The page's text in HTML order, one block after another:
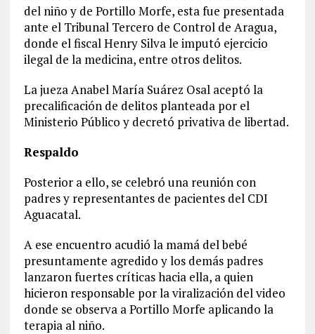
del niño y de Portillo Morfe, esta fue presentada
ante el Tribunal Tercero de Control de Aragua,
donde el fiscal Henry Silva le imputó ejercicio
ilegal de la medicina, entre otros delitos.
La jueza Anabel María Suárez Osal aceptó la
precalificación de delitos planteada por el
Ministerio Público y decretó privativa de libertad.
Respaldo
Posterior a ello, se celebró una reunión con
padres y representantes de pacientes del CDI
Aguacatal.
A ese encuentro acudió la mamá del bebé
presuntamente agredido y los demás padres
lanzaron fuertes críticas hacia ella, a quien
hicieron responsable por la viralización del video
donde se observa a Portillo Morfe aplicando la
terapia al niño.